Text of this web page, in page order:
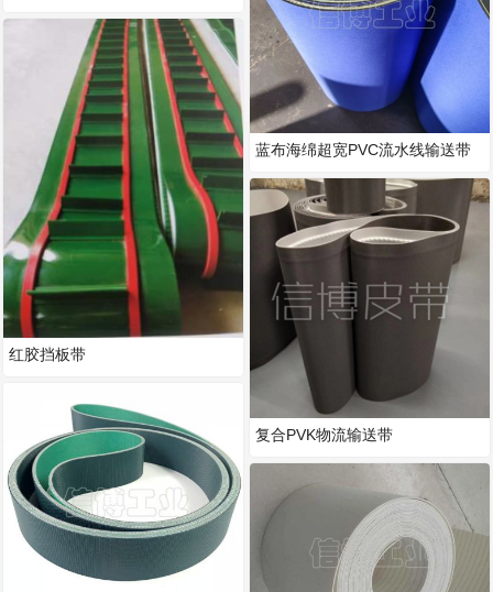
红胶挡板带
蓝布海绵超宽PVC流水线输送带
复合PVK物流输送带